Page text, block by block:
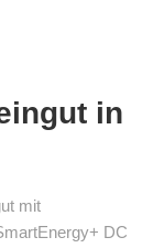
in
mit
DC